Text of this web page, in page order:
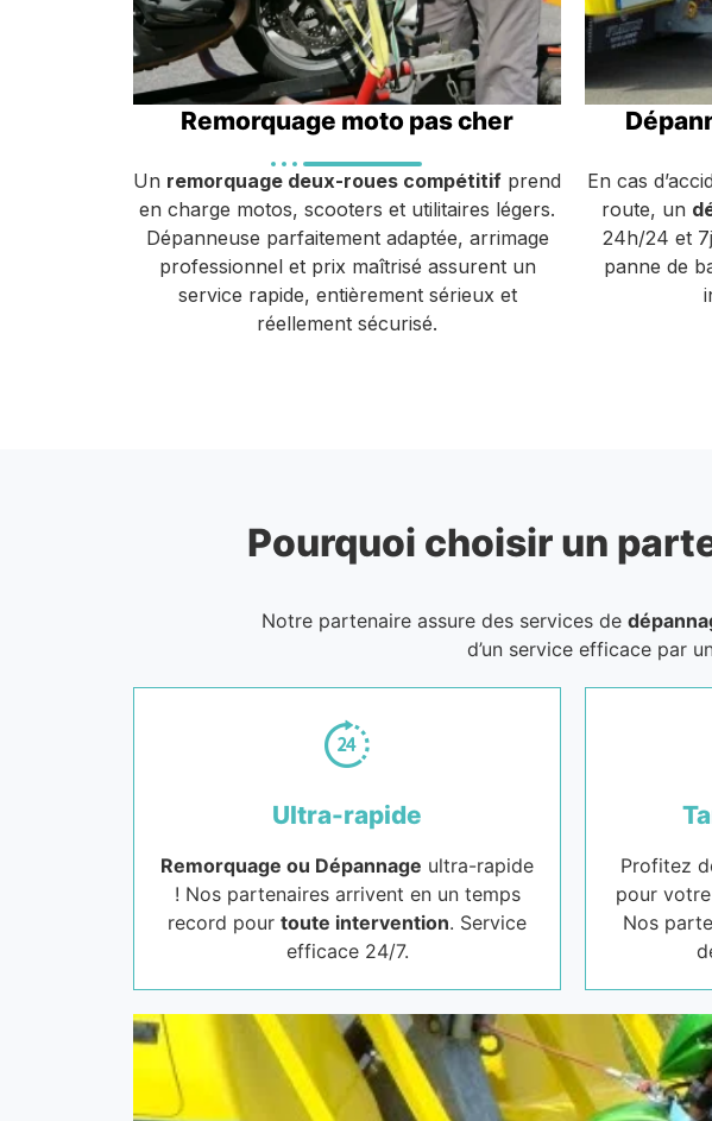
Remorquage moto pas cher
Un remorquage deux-roues compétitif prend
en charge motos, scooters et utilitaires légers.
Dépanneuse parfaitement adaptée, arrimage
professionnel et prix maîtrisé assurent un
service rapide, entièrement sérieux et
réellement sécurisé.
En cas
route, un
24h/24 et
panne de
Pourquoi choisir un
Notre partenaire assure des services de
d’un service efficace par
Ultra-rapide
Remorquage ou Dépannage ultra-rapide
! Nos partenaires arrivent en un temps
record pour toute intervention. Service
efficace 24/7.
Profitez
pour votre
Nos